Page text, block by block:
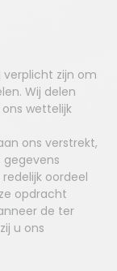
zijn om
Wij delen
wettelijk
ons verstrekt,
oordeel
opdracht
de ter
u ons